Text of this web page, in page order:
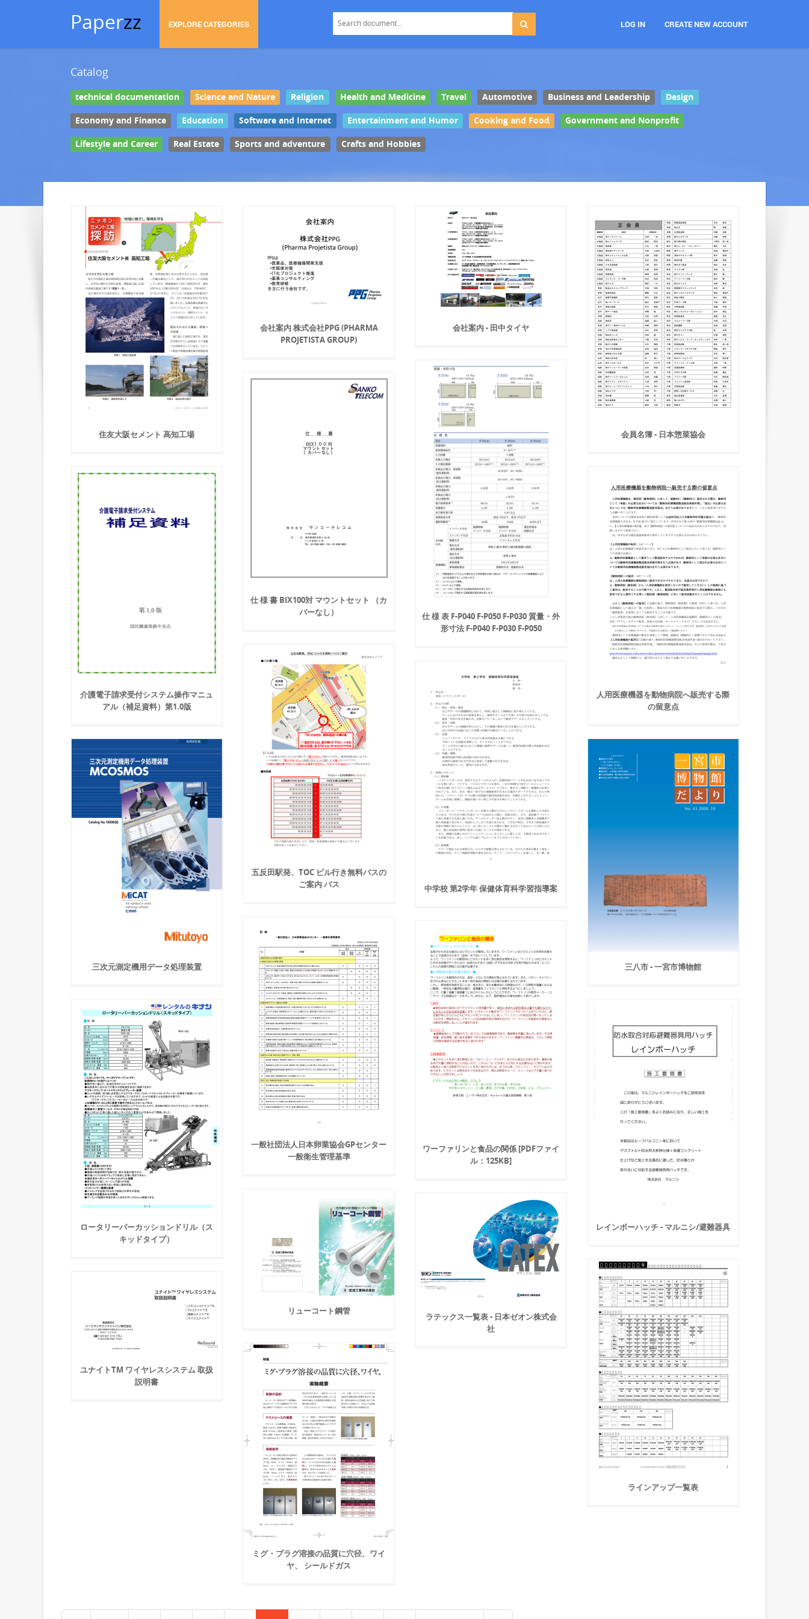
Paperzz EXPLORE CATEGORIES LOG IN CREATE NEW ACCOUNT
Catalog
technical documentation Science and Nature Religion Health and Medicine Travel Automotive Business and Leadership Design
Economy and Finance Education Software and Internet Entertainment and Humor Cooking and Food Government and Nonprofit
Lifestyle and Career Real Estate Sports and adventure Crafts and Hobbies
住友大阪セメント 高知工場
会社案内 株式会社PPG (PHARMA
PROJETISTA GROUP)
会社案内 - 田中タイヤ
会員名簿 - 日本惣菜協会
仕 様 表 F-P040 F-P050 F-P030 質量・外
形寸法 F-P040 F-P030 F-P050
仕 様 書 BIX100対 マウントセット （カ
バーなし）
介護電子請求受付システム操作マニュ
アル（補足資料）第1.0版
人用医療機器を動物病院へ販売する際
の留意点
五反田駅発、TOC ビル行き無料バスの
ご案内 バス
中学校 第2学年 保健体育科学習指導案
三次元測定機用データ処理装置 三八市 - 一宮市博物館
一般社団法人日本卵業協会GPセンター
一般衛生管理基準
ワーファリンと食品の関係 [PDFファイ
ル：125KB]
ロータリーパーカッションドリル（ス
キッドタイプ）
レインボーハッチ - マルニシ/避難器具
リューコート鋼管
ラテックス一覧表 - 日本ゼオン株式会
社
ラインアップ一覧表
ユナイトTM ワイヤレスシステム 取扱
説明書
ミグ・プラグ溶接の品質に穴径、ワイ
ヤ、 シールドガス